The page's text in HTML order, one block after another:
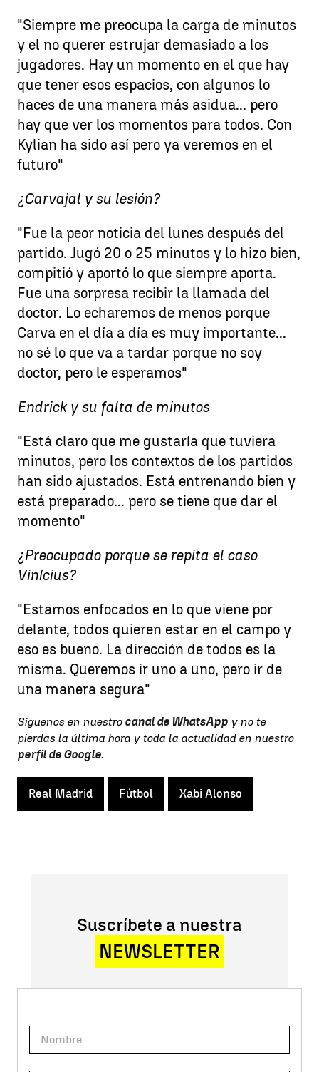
"Siempre me preocupa la carga de minutos
y el no querer estrujar demasiado a los
jugadores. Hay un momento en el que hay
que tener esos espacios, con algunos lo
haces de una manera más asidua... pero
hay que ver los momentos para todos. Con
Kylian ha sido así pero ya veremos en el
futuro"
¿Carvajal y su lesión?
"Fue la peor noticia del lunes después del
partido. Jugó 20 o 25 minutos y lo hizo bien,
compitió y aportó lo que siempre aporta.
Fue una sorpresa recibir la llamada del
doctor. Lo echaremos de menos porque
Carva en el día a día es muy importante...
no sé lo que va a tardar porque no soy
doctor, pero le esperamos"
Endrick y su falta de minutos
"Está claro que me gustaría que tuviera
minutos, pero los contextos de los partidos
han sido ajustados. Está entrenando bien y
está preparado... pero se tiene que dar el
momento"
¿Preocupado porque se repita el caso
Vinícius?
"Estamos enfocados en lo que viene por
delante, todos quieren estar en el campo y
eso es bueno. La dirección de todos es la
misma. Queremos ir uno a uno, pero ir de
una manera segura"
Síguenos en nuestro canal de WhatsApp y no te
pierdas la última hora y toda la actualidad en nuestro
perfil de Google.
Real Madrid Fútbol Xabi Alonso
Suscríbete a nuestra
NEWSLETTER